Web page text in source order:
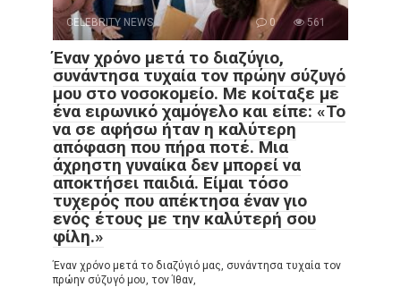
CELEBRITY NEWS 0 561
Έναν χρόνο μετά το διαζύγιο,
συνάντησα τυχαία τον πρώην σύζυγό
μου στο νοσοκομείο. Με κοίταξε με
ένα ειρωνικό χαμόγελο και είπε: «Το
να σε αφήσω ήταν η καλύτερη
απόφαση που πήρα ποτέ. Μια
άχρηστη γυναίκα δεν μπορεί να
αποκτήσει παιδιά. Είμαι τόσο
τυχερός που απέκτησα έναν γιο
ενός έτους με την καλύτερή σου
φίλη.»
Έναν χρόνο μετά το διαζύγιό μας, συνάντησα τυχαία τον
πρώην σύζυγό μου, τον Ίθαν,